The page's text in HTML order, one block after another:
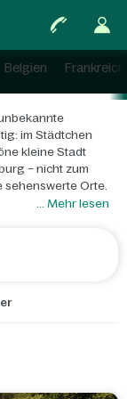
Belgien Frankreich
im Städtchen
kleine Stadt
– nicht zum
sehenswerte Orte.
grenzt an einen
und daher ideal
oder
... Mehr lesen